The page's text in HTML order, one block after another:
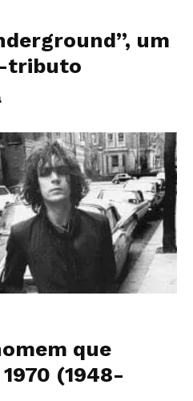
um
tributo
que
(1948-